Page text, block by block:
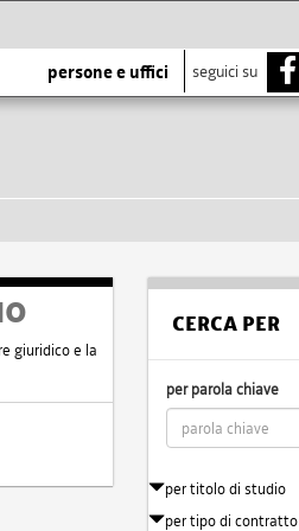
persone e uffici seguici su
giuridico e la
CERCA PER
per parola chiave
per titolo di studio
per tipo di contratto